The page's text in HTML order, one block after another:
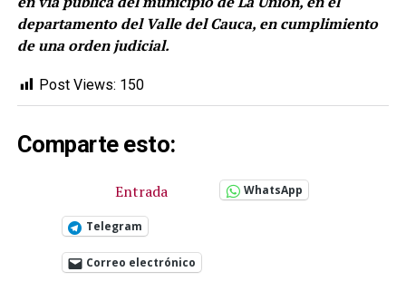
departamento del Valle del Cauca, en cumplimiento
de una orden judicial.
Post Views: 150
Comparte esto:
Entrada WhatsApp
Telegram
Correo electrónico